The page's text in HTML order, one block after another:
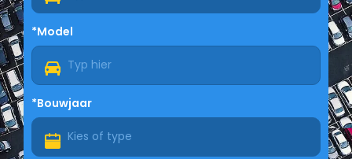
*Model
*Bouwjaar